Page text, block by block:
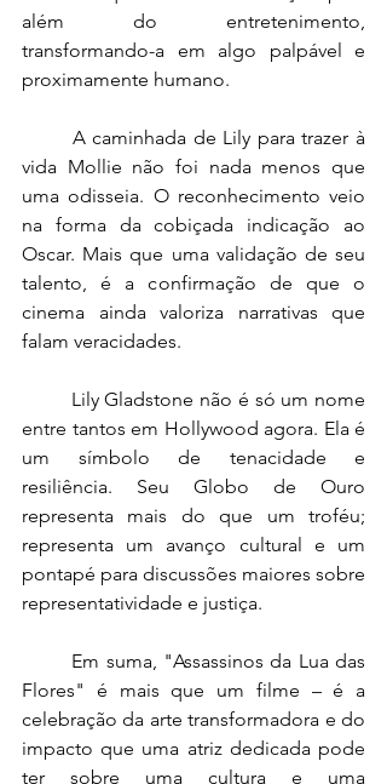
além do entretenimento,
transformando-a em algo palpável e
proximamente humano.
A caminhada de Lily para trazer à
vida Mollie não foi nada menos que
uma odisseia. O reconhecimento veio
na forma da cobiçada indicação ao
Oscar. Mais que uma validação de seu
talento, é a confirmação de que o
cinema ainda valoriza narrativas que
falam veracidades.
Lily Gladstone não é só um nome
entre tantos em Hollywood agora. Ela é
um símbolo de tenacidade e
resiliência. Seu Globo de Ouro
representa mais do que um troféu;
representa um avanço cultural e um
pontapé para discussões maiores sobre
representatividade e justiça.
Em suma, "Assassinos da Lua das
Flores" é mais que um filme – é a
celebração da arte transformadora e do
impacto que uma atriz dedicada pode
ter sobre uma cultura e uma